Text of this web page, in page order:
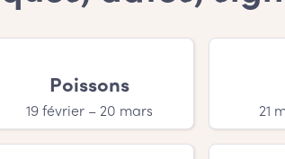
par C se
fille Débute par C et
un être humain est quand même une
Poissons
19 février – 20 mars 21